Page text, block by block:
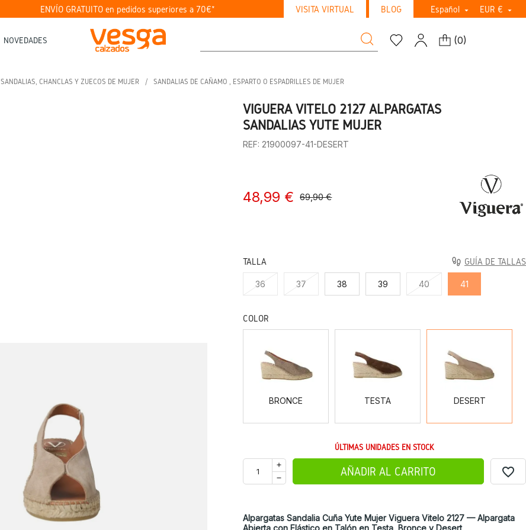
ENVÍO GRATUITO en pedidos superiores a 70€* VISITA VIRTUAL BLOG Español  EUR € 
NOVEDADES (0)
SANDALIAS, CHANCLAS Y ZUECOS DE MUJER SANDALIAS DE CAÑAMO , ESPARTO O ESPADRILLES DE MUJER
VIGUERA VITELO 2127 ALPARGATAS
SANDALIAS YUTE MUJER
REF: 21900097-41-DESERT
48,99 € 69,90 €
TALLA GUÍA DE TALLAS
36 37 38 39 40 41
COLOR
BRONCE TESTA DESERT
ÚLTIMAS UNIDADES EN STOCK
AÑADIR AL CARRITO favorite_border
Alpargatas Sandalia Cuña Yute Mujer Viguera Vitelo 2127 — Alpargata
Abierta con Elástico en Talón en Testa, Bronce y Desert